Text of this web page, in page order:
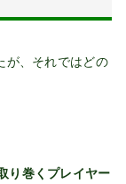
が、それではどの
り巻くプレイヤー